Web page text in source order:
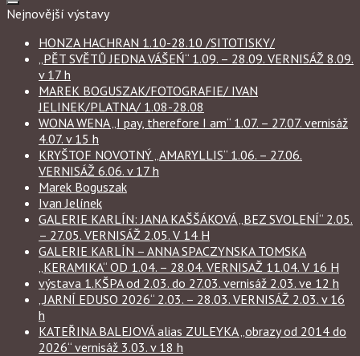
Nejnovější výstavy
HONZA HACHRAN 1.10-28.10 /SITOTISKY/
„PĚT SVĚTŮ JEDNA VÁŠEŃ“ 1.09. – 28.09. VERNISÁŽ 8.09.
v 17 h
MAREK BOGUSZAK/FOTOGRAFIE/ IVAN
JELINEK/PLATNA/ 1.08-28.08
WONA WENA „I pay, therefore I am“ 1.07. – 27.07. vernisáž
4.07. v 15 h
KRYŠTOF NOVOTNÝ „AMARYLLIS“ 1.06. – 27.06.
VERNISÁŽ 6.06. v 17 h
Marek Boguszak
Ivan Jelínek
GALERIE KARLÍN: JANA KAŠŠÁKOVÁ „BEZ SVOLENÍ“ 2.05.
– 27.05. VERNISÁŽ 2.05. V 14 H
GALERIE KARLÍN – ANNA SPACZYNSKA TOMSKA
„KERAMIKA“ OD 1.04. – 28.04. VERNISAŽ 11.04. V 16 H
výstava 1.KŠPA od 2.03. do 27.03. vernisáž 2.03. ve 12 h
„JARNÍ EDUSO 2026“ 2.03. – 28.03. VERNISÁŽ 2.03. v 16
h
KATEŘINA BALEJOVÁ alias ZULEYKA „obrazy od 2014 do
2026“ vernisáž 3.03. v 18 h